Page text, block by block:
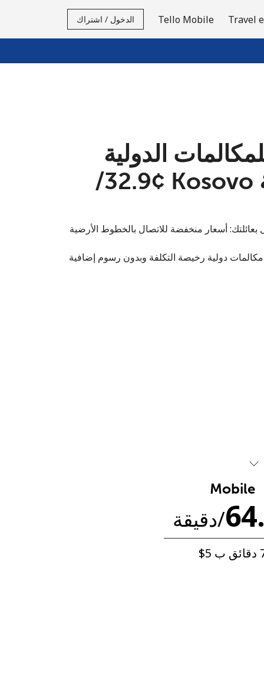
Travel
Tello Mobile الدخول / اشتراك
الدولية
للاتصال بدولة Kosovo ⁦32.9¢⁩/
أسعار منخفضة للاتصال بالخطوط الأرضية
دولية رخيصة التكلفة وبدون رسوم إضافية
Mobile
/دقيقة
ب ⁦$5⁩